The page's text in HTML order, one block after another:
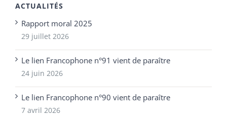
ACTUALITÉS
Rapport moral 2025
29 juillet 2026
Le lien Francophone n°91 vient de paraître
24 juin 2026
Le lien Francophone n°90 vient de paraître
7 avril 2026